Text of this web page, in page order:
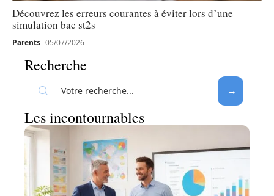
Découvrez les erreurs courantes à éviter lors d’une
simulation bac st2s
Parents 05/07/2026
Recherche
Les incontournables